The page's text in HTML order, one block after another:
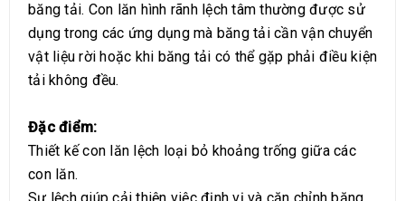
băng tải. Con lăn hình rãnh lệch tâm thường được sử
dụng trong các ứng dụng mà băng tải cần vận chuyển
vật liệu rời hoặc khi băng tải có thể gặp phải điều kiện
tải không đều.
Đặc điểm:
Thiết kế con lăn lệch loại bỏ khoảng trống giữa các
con lăn.